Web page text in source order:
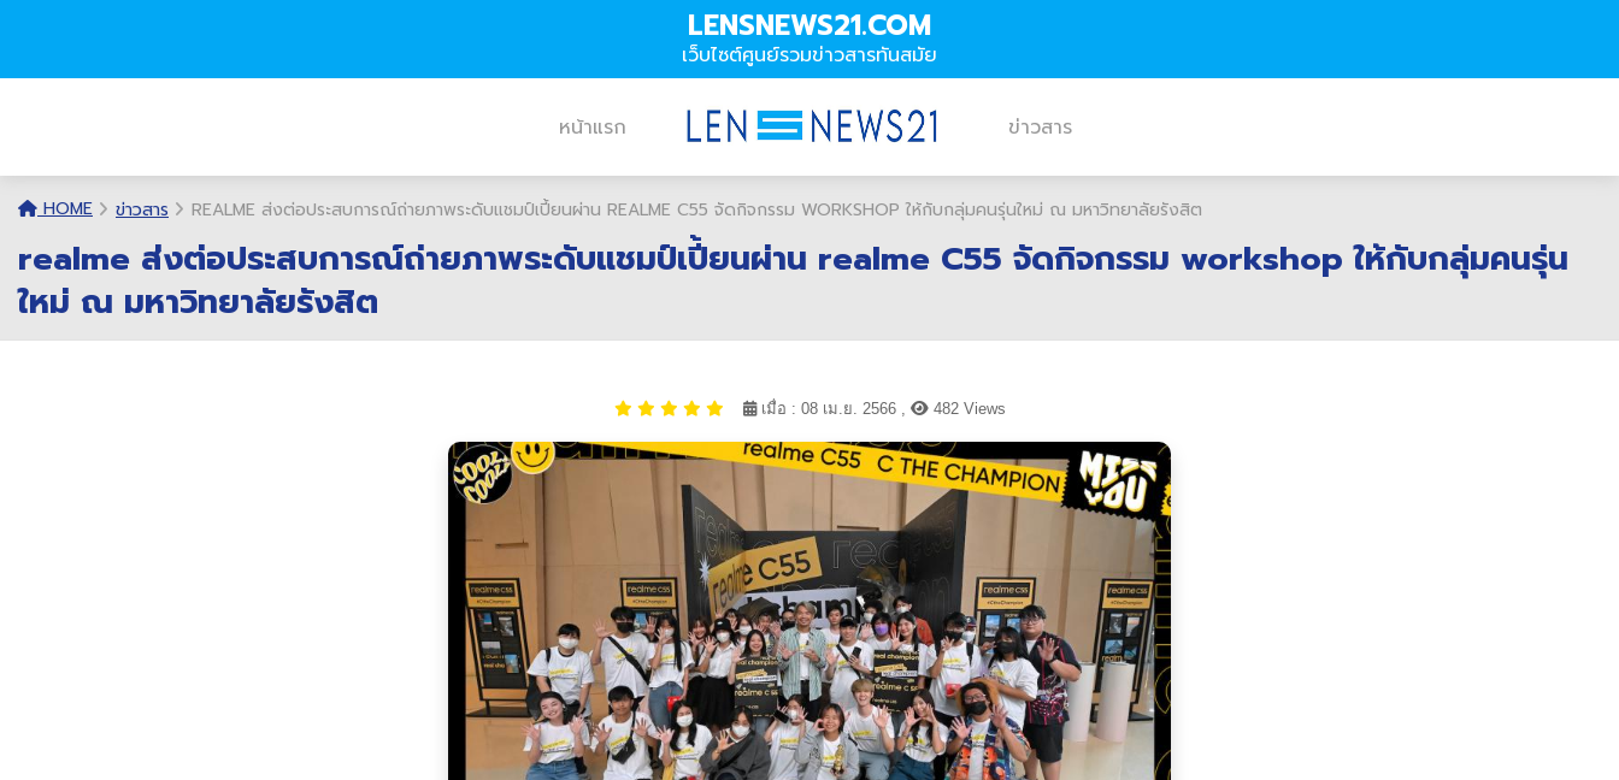
LENSNEWS21.COM
เว็บไซต์ศูนย์รวมข่าวสารทันสมัย
หน้าแรก ข่าวสาร
HOME ข่าวสาร REALME ส่งต่อประสบการณ์ถ่ายภาพระดับแชมป์เปี้ยนผ่าน REALME C55 จัดกิจกรรม WORKSHOP ให้กับกลุ่มคนรุ่นใหม่ ณ มหาวิทยาลัยรังสิต
realme ส่งต่อประสบการณ์ถ่ายภาพระดับแชมป์เปี้ยนผ่าน realme C55 จัดกิจกรรม workshop ให้กับกลุ่มคนรุ่น
ใหม่ ณ มหาวิทยาลัยรังสิต
เมื่อ : 08 เม.ย. 2566 , 482 Views